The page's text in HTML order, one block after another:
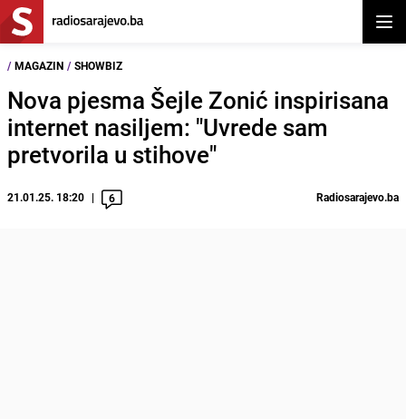
/ MAGAZIN / SHOWBIZ
Nova pjesma Šejle Zonić inspirisana
internet nasiljem: "Uvrede sam
pretvorila u stihove"
21.01.25. 18:20 6 Radiosarajevo.ba